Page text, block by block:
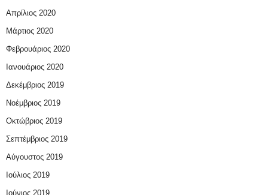
Απρίλιος 2020
Μάρτιος 2020
Φεβρουάριος 2020
Ιανουάριος 2020
Δεκέμβριος 2019
Νοέμβριος 2019
Οκτώβριος 2019
Σεπτέμβριος 2019
Αύγουστος 2019
Ιούλιος 2019
Ιούνιος 2019